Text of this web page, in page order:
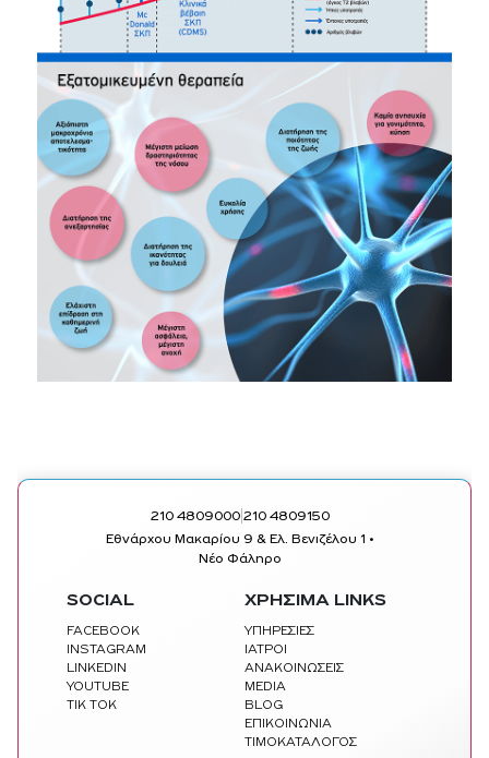
210 4809000| 210 4809150
Εθνάρχου Μακαρίου 9 & Ελ. Βενιζέλου 1 •
Νέο Φάληρο
SOCIAL
FACEBOOK
INSTAGRAM
LINKEDIN
YOUTUBE
TIK TOK
ΧΡΗΣΙΜΑ LINKS
ΥΠΗΡΕΣΙΕΣ
ΙΑΤΡΟΙ
ΑΝΑΚΟΙΝΩΣΕΙΣ
MEDIA
BLOG
ΕΠΙΚΟΙΝΩΝΙΑ
ΤΙΜΟΚΑΤΑΛΟΓΟΣ